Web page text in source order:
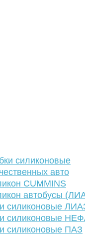
силиконовые
авто
CUMMINS
автобусы
силиконовые
силиконовые
силиконовые ПАЗ